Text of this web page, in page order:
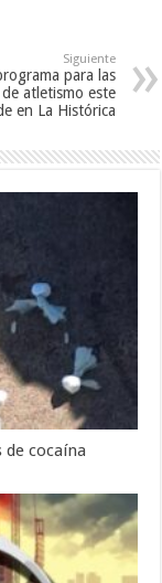
Siguiente
para las
atletismo este
en La Histórica
cocaína